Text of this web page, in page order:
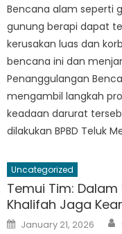
Bencana alam seperti
gunung berapi dapat
kerusakan luas dan
bencana ini dan
Penanggulangan
mengambil langkah
keadaan darurat
dilakukan BPBD Teluk
Uncategorized
Temui Tim: Dalam
Khalifah Jaga
Posted
on
January 21, 2026